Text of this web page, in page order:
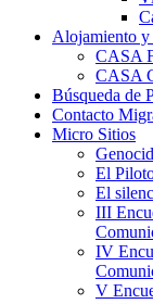
Alojamiento y
CASA
CASA
Búsqueda de
Contacto
Micro Sitios
El
El
III
IV
V